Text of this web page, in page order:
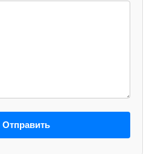
Отправить